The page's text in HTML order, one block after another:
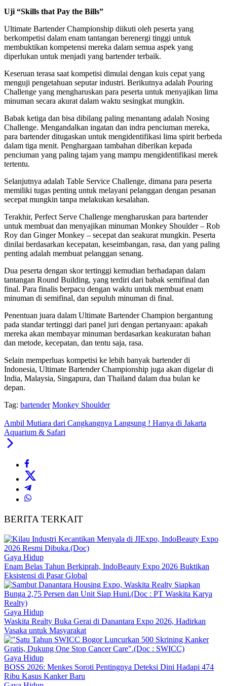
Uji “Skills that Pay the Bills”
Ultimate Bartender Championship diikuti oleh peserta yang
berkompetisi dalam enam tantangan berenergi tinggi untuk
membuktikan kompetensi mereka dalam semua aspek yang
diperlukan untuk menjadi yang bartender terbaik.
Keseruan terasa saat kompetisi dimulai dengan kuis cepat yang
menguji pengetahuan seputar industri. Berikutnya adalah Pouring
Challenge yang mengharuskan para peserta untuk menyajikan lima
minuman secara akurat dalam waktu sesingkat mungkin.
Babak ketiga dan bisa dibilang paling menantang adalah Nosing
Challenge. Mengandalkan ingatan dan indra penciuman mereka,
para bartender ditugaskan untuk mengidentifikasi lima spirit berbeda
dalam tiga menit. Penghargaan tambahan diberikan kepada
penciuman yang paling tajam yang mampu mengidentifikasi merek
tertentu.
Selanjutnya adalah Table Service Challenge, dimana para peserta
memiliki tugas penting untuk melayani pelanggan dengan pesanan
secepat mungkin tanpa melakukan kesalahan.
Terakhir, Perfect Serve Challenge mengharuskan para bartender
untuk membuat dan menyajikan minuman Monkey Shoulder – Rob
Roy dan Ginger Monkey – secepat dan seakurat mungkin. Peserta
dinilai berdasarkan kecepatan, keseimbangan, rasa, dan yang paling
penting adalah membuat pelanggan senang.
Dua peserta dengan skor tertinggi kemudian berhadapan dalam
tantangan Round Building, yang terdiri dari babak semifinal dan
final. Para finalis berpacu dengan waktu untuk membuat enam
minuman di semifinal, dan sepuluh minuman di final.
Penentuan juara dalam Ultimate Bartender Champion bergantung
pada standar tertinggi dari panel juri dengan pertanyaan: apakah
mereka akan membayar minuman berdasarkan keakuratan bahan
dan metode, kecepatan, dan tentu saja, rasa.
Selain memperluas kompetisi ke lebih banyak bartender di
Indonesia, Ultimate Bartender Championship juga akan digelar di
India, Malaysia, Singapura, dan Thailand dalam dua bulan ke
depan.
Tag: bartender Monkey Shoulder
Ambil Mutiara dari Cangkangnya Langsung ! Hanya di Jakarta
Aquarium & Safari
BERITA TERKAIT
Gaya Hidup
Enam Belas Tahun Berkiprah, IndoBeauty Expo 2026 Buktikan
Eksistensi di Pasar Global
Gaya Hidup
Waskita Realty Buka Gerai di Danantara Expo 2026, Hadirkan
Vasaka untuk Masyarakat
Gaya Hidup
BOSS 2026: Menkes Soroti Pentingnya Deteksi Dini Hadapi 474
Ribu Kasus Kanker Baru